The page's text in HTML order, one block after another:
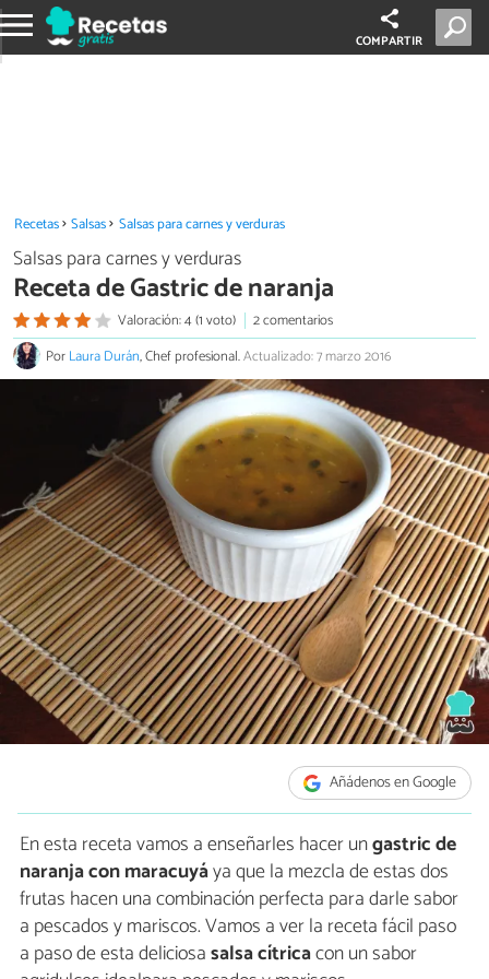
COMPARTIR
Recetas Salsas Salsas para carnes y verduras
Salsas para carnes y verduras
Receta de Gastric de naranja
Valoración: 4 (1 voto)
2 comentarios
PorLaura Durán, Chef profesional.Actualizado: 7 marzo 2016
Añádenos en Google
En esta receta vamos a enseñarles hacer ungastric de
naranja con maracuyáya que la mezcla de estas dos
frutas hacen una combinación perfecta para darle sabor
a pescados y mariscos. Vamos a ver la receta fácil paso
a paso de esta deliciosasalsa cítricacon un sabor